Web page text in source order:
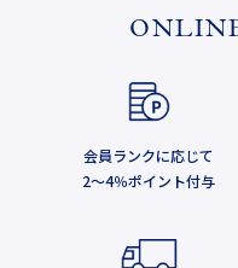
会員ランクに応じて
2～4％ポイント付与